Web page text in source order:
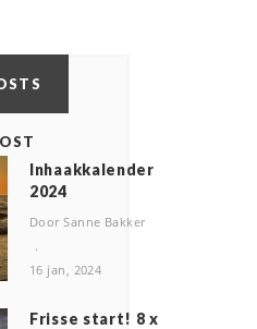
Inhaakkalender
2024
Door Sanne Bakker
16 jan, 2024
Frisse start! 8 x